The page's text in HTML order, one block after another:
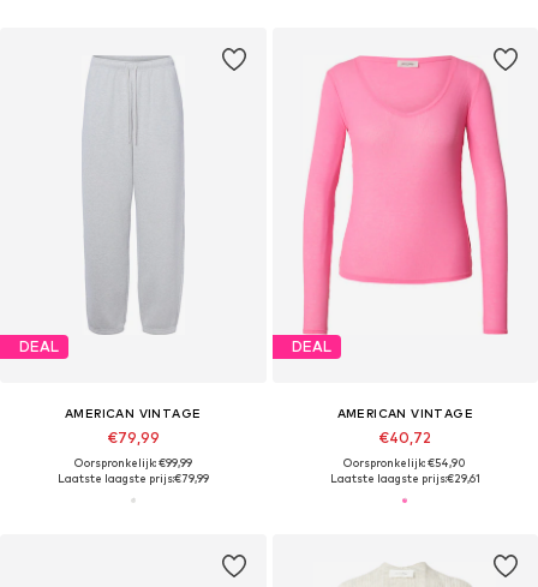
DEAL
AMERICAN VINTAGE
€79,99
Oorspronkelijk: €99,99
Laatste laagste prijs:€79,99
DEAL
AMERICAN VINTAGE
€40,72
Oorspronkelijk: €54,90
Laatste laagste prijs:€29,61